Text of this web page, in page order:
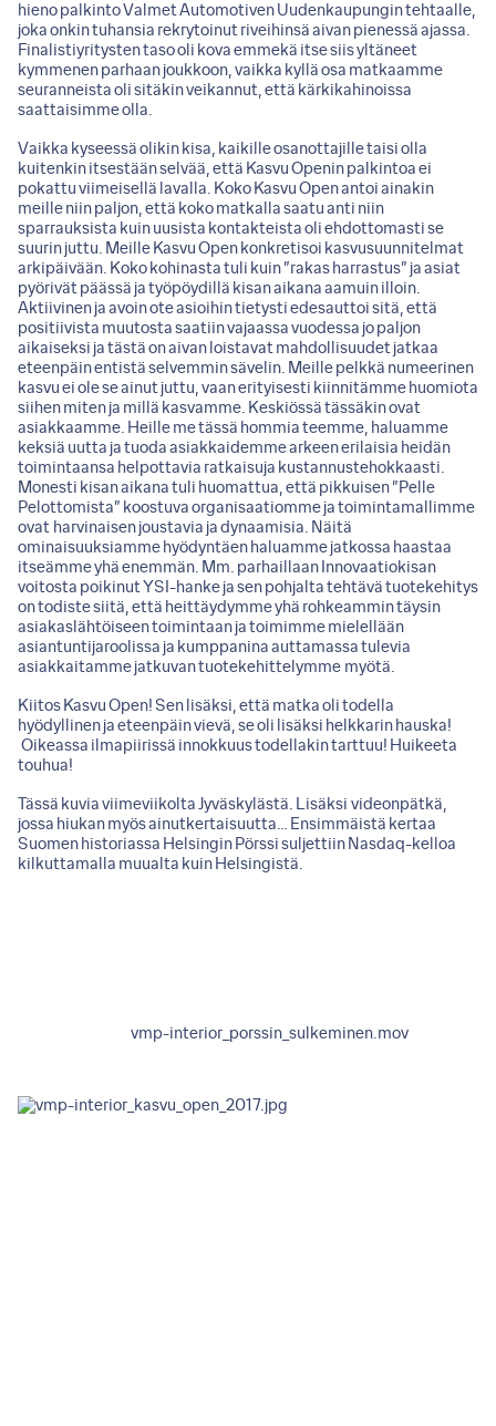
hieno palkinto Valmet Automotiven Uudenkaupungin tehtaalle,
joka onkin tuhansia rekrytoinut riveihinsä aivan pienessä ajassa.
Finalistiyritysten taso oli kova emmekä itse siis yltäneet
kymmenen parhaan joukkoon, vaikka kyllä osa matkaamme
seuranneista oli sitäkin veikannut, että kärkikahinoissa
saattaisimme olla.
Vaikka kyseessä olikin kisa, kaikille osanottajille taisi olla
kuitenkin itsestään selvää, että Kasvu Openin palkintoa ei
pokattu viimeisellä lavalla. Koko Kasvu Open antoi ainakin
meille niin paljon, että koko matkalla saatu anti niin
sparrauksista kuin uusista kontakteista oli ehdottomasti se
suurin juttu. Meille Kasvu Open konkretisoi kasvusuunnitelmat
arkipäivään. Koko kohinasta tuli kuin ”rakas harrastus” ja asiat
pyörivät päässä ja työpöydillä kisan aikana aamuin illoin.
Aktiivinen ja avoin ote asioihin tietysti edesauttoi sitä, että
positiivista muutosta saatiin vajaassa vuodessa jo paljon
aikaiseksi ja tästä on aivan loistavat mahdollisuudet jatkaa
eteenpäin entistä selvemmin sävelin. Meille pelkkä numeerinen
kasvu ei ole se ainut juttu, vaan erityisesti kiinnitämme huomiota
siihen miten ja millä kasvamme. Keskiössä tässäkin ovat
asiakkaamme. Heille me tässä hommia teemme, haluamme
keksiä uutta ja tuoda asiakkaidemme arkeen erilaisia heidän
toimintaansa helpottavia ratkaisuja kustannustehokkaasti.
Monesti kisan aikana tuli huomattua, että pikkuisen ”Pelle
Pelottomista” koostuva organisaatiomme ja toimintamallimme
ovat harvinaisen joustavia ja dynaamisia. Näitä
ominaisuuksiamme hyödyntäen haluamme jatkossa haastaa
itseämme yhä enemmän. Mm. parhaillaan Innovaatiokisan
voitosta poikinut YSI-hanke ja sen pohjalta tehtävä tuotekehitys
on todiste siitä, että heittäydymme yhä rohkeammin täysin
asiakaslähtöiseen toimintaan ja toimimme mielellään
asiantuntijaroolissa ja kumppanina auttamassa tulevia
asiakkaitamme jatkuvan tuotekehittelymme myötä.
Kiitos Kasvu Open! Sen lisäksi, että matka oli todella
hyödyllinen ja eteenpäin vievä, se oli lisäksi helkkarin hauska!
Oikeassa ilmapiirissä innokkuus todellakin tarttuu! Huikeeta
touhua!
Tässä kuvia viimeviikolta Jyväskylästä. Lisäksi videonpätkä,
jossa hiukan myös ainutkertaisuutta… Ensimmäistä kertaa
Suomen historiassa Helsingin Pörssi suljettiin Nasdaq-kelloa
kilkuttamalla muualta kuin Helsingistä.
vmp-interior_porssin_sulkeminen.mov